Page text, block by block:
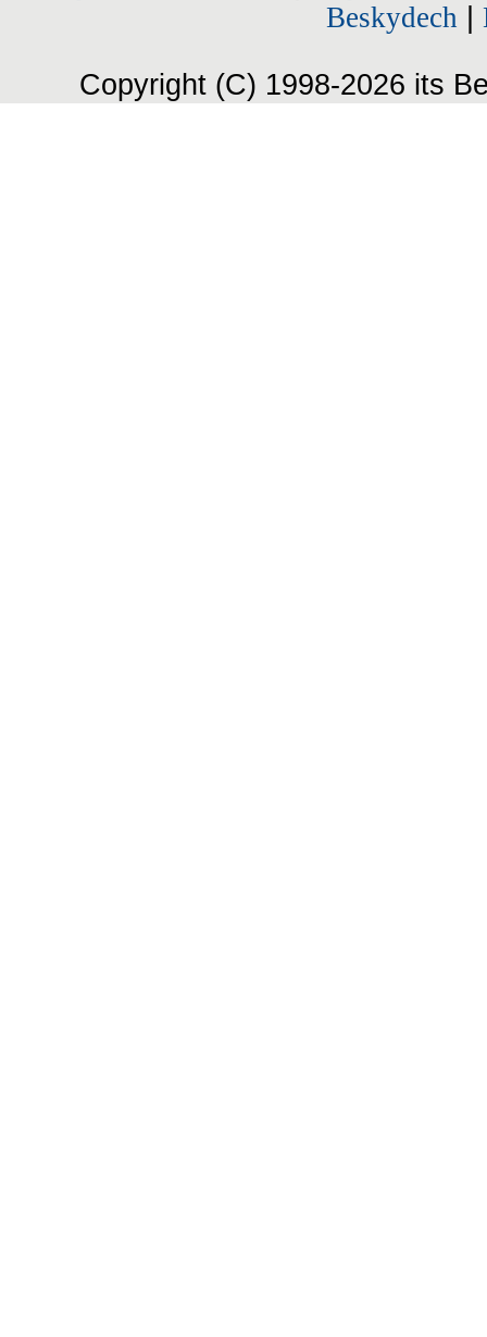
Beskydech
Copyright (C) 1998-2026 its